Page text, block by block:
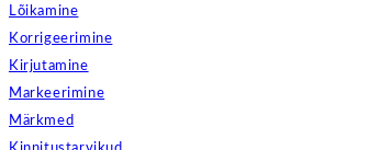
Lõikamine
Korrigeerimine
Kirjutamine
Markeerimine
Märkmed